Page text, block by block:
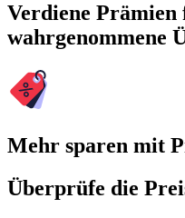
Verdiene Prämien
wahrgenommene
Mehr sparen mit
Überprüfe die